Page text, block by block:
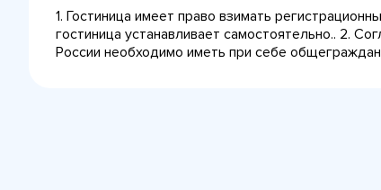
1. Гостиница имеет право взимать
гостиница устанавливает самостоятельно.. 2.
России необходимо иметь при себе